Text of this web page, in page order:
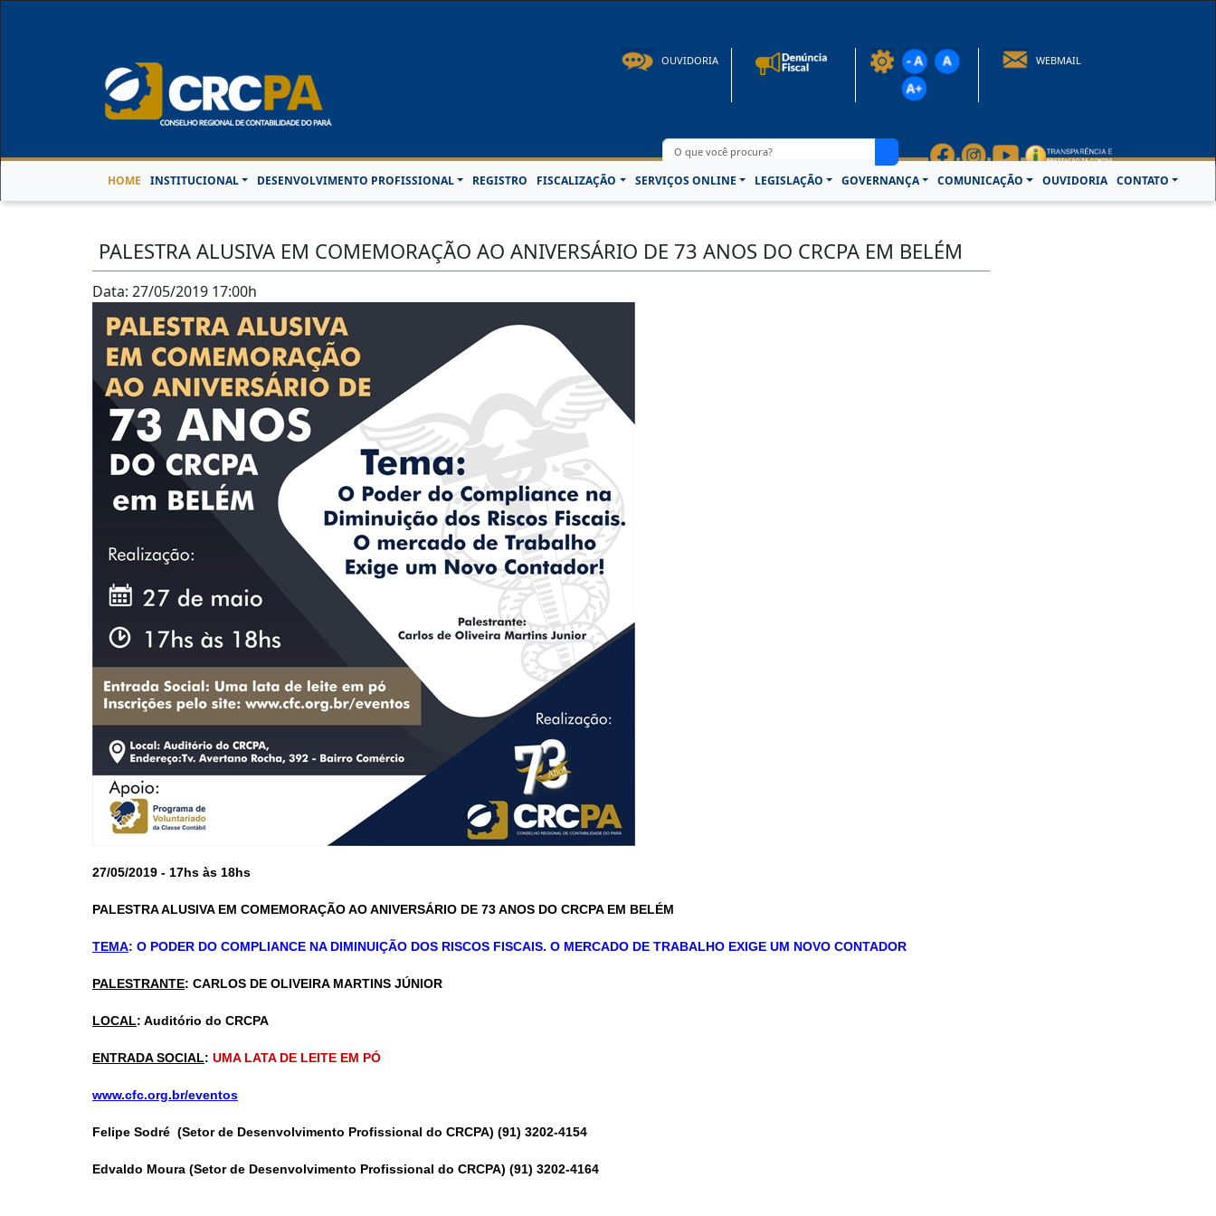
OUVIDORIA WEBMAIL
HOME INSTITUCIONAL DESENVOLVIMENTO PROFISSIONAL REGISTRO FISCALIZAÇÃO SERVIÇOS ONLINE LEGISLAÇÃO GOVERNANÇA COMUNICAÇÃO OUVIDORIA CONTATO
PALESTRA ALUSIVA EM COMEMORAÇÃO AO ANIVERSÁRIO DE 73 ANOS DO CRCPA EM BELÉM
Data: 27/05/2019 17:00h
27/05/2019 - 17hs às 18hs
PALESTRA ALUSIVA EM COMEMORAÇÃO AO ANIVERSÁRIO DE 73 ANOS DO CRCPA EM BELÉM
TEMA: O PODER DO COMPLIANCE NA DIMINUIÇÃO DOS RISCOS FISCAIS. O MERCADO DE TRABALHO EXIGE UM NOVO CONTADOR
PALESTRANTE: CARLOS DE OLIVEIRA MARTINS JÚNIOR
LOCAL: Auditório do CRCPA
ENTRADA SOCIAL: UMA LATA DE LEITE EM PÓ
www.cfc.org.br/eventos
Felipe Sodré (Setor de Desenvolvimento Profissional do CRCPA) (91) 3202-4154
Edvaldo Moura (Setor de Desenvolvimento Profissional do CRCPA) (91) 3202-4164